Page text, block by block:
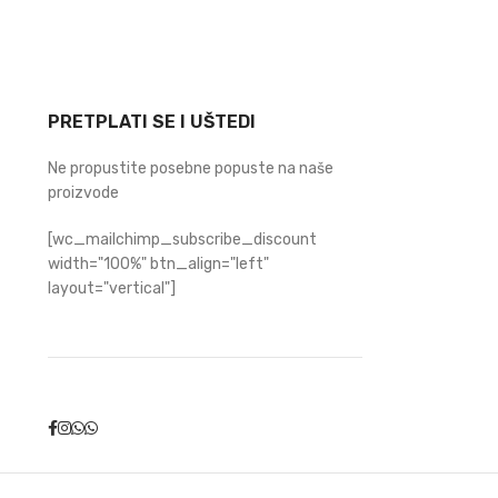
PRETPLATI SE I UŠTEDI
Ne propustite posebne popuste na naše
proizvode
[wc_mailchimp_subscribe_discount
width="100%" btn_align="left"
layout="vertical"]